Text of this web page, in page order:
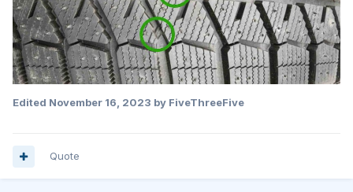
Edited November 16, 2023 by FiveThreeFive
Quote